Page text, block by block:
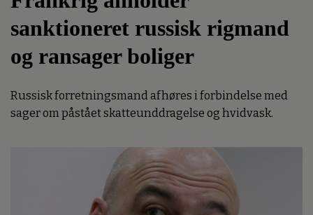
sanktioneret russisk rigmand
og ransager boliger
Russisk forretningsmand afhøres i forbindelse med
sager om påstået skatteunddragelse og hvidvask.